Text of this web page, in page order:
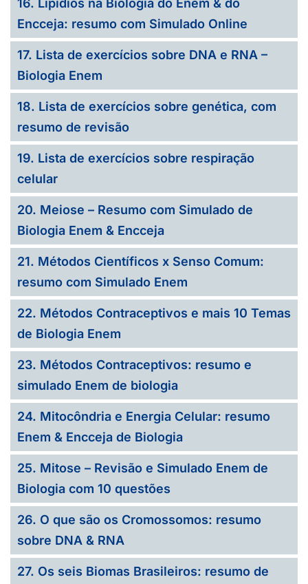
16. Lipídios na Biologia do Enem & do
Encceja: resumo com Simulado Online
17. Lista de exercícios sobre DNA e RNA –
Biologia Enem
18. Lista de exercícios sobre genética, com
resumo de revisão
19. Lista de exercícios sobre respiração
celular
20. Meiose – Resumo com Simulado de
Biologia Enem & Encceja
21. Métodos Científicos x Senso Comum:
resumo com Simulado Enem
22. Métodos Contraceptivos e mais 10 Temas
de Biologia Enem
23. Métodos Contraceptivos: resumo e
simulado Enem de biologia
24. Mitocôndria e Energia Celular: resumo
Enem & Encceja de Biologia
25. Mitose – Revisão e Simulado Enem de
Biologia com 10 questões
26. O que são os Cromossomos: resumo
sobre DNA & RNA
27. Os seis Biomas Brasileiros: resumo de